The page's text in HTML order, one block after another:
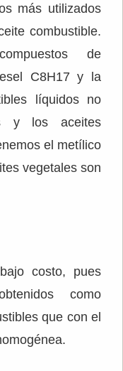
más utilizados
combustible.
de
C8H17 y la
líquidos no
y los aceites
el metílico
vegetales son
costo, pues
como
que con el